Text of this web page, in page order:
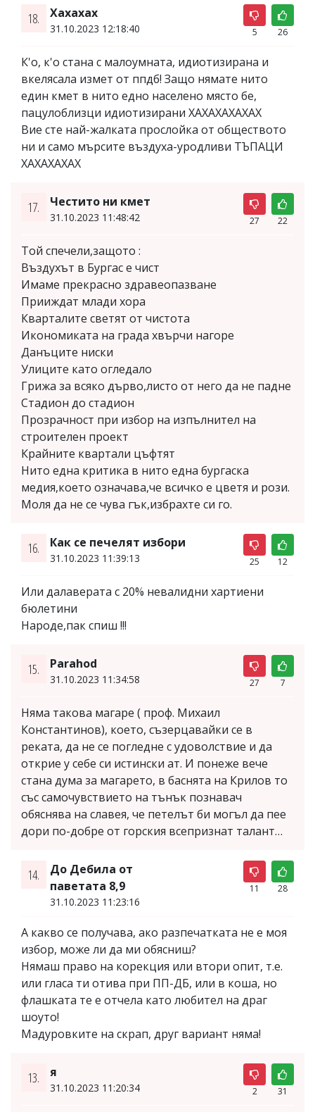
18. Хахахах
31.10.2023 12:18:40 5 26
К'о, к'о стана с малоумната, идиотизирана и
вкелясала измет от ппдб! Защо нямате нито
един кмет в нито едно населено място бе,
пацулоблизци идиотизирани ХАХАХАХАХАХ
Вие сте най-жалката прослойка от обществото
ни и само мърсите въздуха-уродливи ТЪПАЦИ
ХАХАХАХАХ
17. Честито ни кмет
31.10.2023 11:48:42 27 22
Той спечели,защото :
Въздухът в Бургас е чист
Имаме прекрасно здравеопазване
Прииждат млади хора
Кварталите светят от чистота
Икономиката на града хвърчи нагоре
Данъците ниски
Улиците като огледало
Грижа за всяко дърво,листо от него да не падне
Стадион до стадион
Прозрачност при избор на изпълнител на
строителен проект
Крайните квартали цъфтят
Нито една критика в нито една бургаска
медия,което означава,че всичко е цветя и рози.
Моля да не се чува гък,избрахте си го.
16. Как се печелят избори
31.10.2023 11:39:13 25 12
Или далаверата с 20% невалидни хартиени
бюлетини
Народе,пак спиш !!!
15. Parahod
31.10.2023 11:34:58 27 7
Няма такова магаре ( проф. Михаил
Константинов), което, съзерцавайки се в
реката, да не се погледне с удоволствие и да
открие у себе си истински ат. И понеже вече
стана дума за магарето, в баснята на Крилов то
със самочувствието на тънък познавач
обяснява на славея, че петелът би могъл да пее
дори по-добре от горския всепризнат талант…
14.
До Дебила от
паветата 8,9
31.10.2023 11:23:16
11 28
А какво се получава, ако разпечатката не е моя
избор, може ли да ми обясниш?
Нямаш право на корекция или втори опит, т.е.
или гласа ти отива при ПП-ДБ, или в коша, но
флашката те е отчела като любител на драг
шоуто!
Мадуровките на скрап, друг вариант няма!
13. я
31.10.2023 11:20:34 2 31